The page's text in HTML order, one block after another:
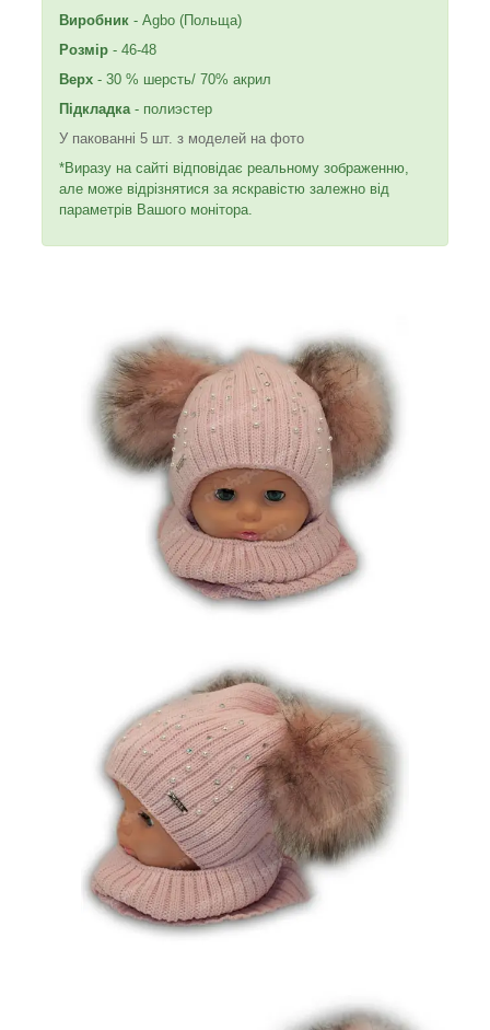
Виробник - Agbo (Польща)
Розмір - 46-48
Верх - 30 % шерсть/ 70% акрил
Підкладка - полиэстер
У пакованні 5 шт. з моделей на фото
*Виразу на сайті відповідає реальному зображенню,
але може відрізнятися за яскравістю залежно від
параметрів Вашого монітора.